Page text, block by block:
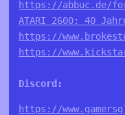
https://abbuc.de/
ATARI 2600: 40
https://
https://
Discord:
https://